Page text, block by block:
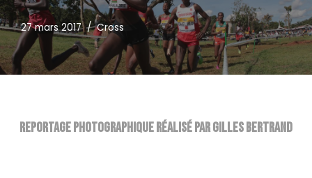
27 mars 2017 Cross
Reportage photographique réalisé par Gilles Bertrand